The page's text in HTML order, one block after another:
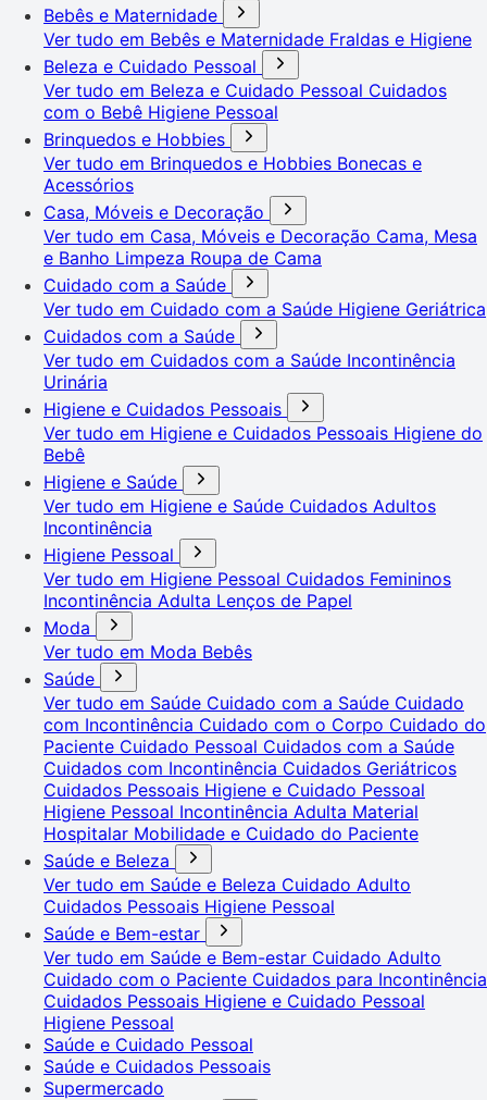
Bebês e Maternidade
Ver tudo em Bebês e Maternidade Fraldas e Higiene
Beleza e Cuidado Pessoal
Ver tudo em Beleza e Cuidado Pessoal Cuidados
com o Bebê Higiene Pessoal
Brinquedos e Hobbies
Ver tudo em Brinquedos e Hobbies Bonecas e
Acessórios
Casa, Móveis e Decoração
Ver tudo em Casa, Móveis e Decoração Cama, Mesa
e Banho Limpeza Roupa de Cama
Cuidado com a Saúde
Ver tudo em Cuidado com a Saúde Higiene Geriátrica
Cuidados com a Saúde
Ver tudo em Cuidados com a Saúde Incontinência
Urinária
Higiene e Cuidados Pessoais
Ver tudo em Higiene e Cuidados Pessoais Higiene do
Bebê
Higiene e Saúde
Ver tudo em Higiene e Saúde Cuidados Adultos
Incontinência
Higiene Pessoal
Ver tudo em Higiene Pessoal Cuidados Femininos
Incontinência Adulta Lenços de Papel
Moda
Ver tudo em Moda Bebês
Saúde
Ver tudo em Saúde Cuidado com a Saúde Cuidado
com Incontinência Cuidado com o Corpo Cuidado do
Paciente Cuidado Pessoal Cuidados com a Saúde
Cuidados com Incontinência Cuidados Geriátricos
Cuidados Pessoais Higiene e Cuidado Pessoal
Higiene Pessoal Incontinência Adulta Material
Hospitalar Mobilidade e Cuidado do Paciente
Saúde e Beleza
Ver tudo em Saúde e Beleza Cuidado Adulto
Cuidados Pessoais Higiene Pessoal
Saúde e Bem-estar
Ver tudo em Saúde e Bem-estar Cuidado Adulto
Cuidado com o Paciente Cuidados para Incontinência
Cuidados Pessoais Higiene e Cuidado Pessoal
Higiene Pessoal
Saúde e Cuidado Pessoal
Saúde e Cuidados Pessoais
Supermercado